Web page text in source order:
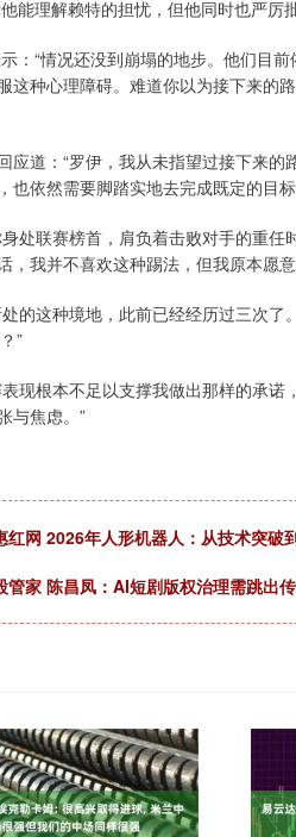
能理解赖特的担忧，但他同时也严厉
示：“情况还没到崩塌的地步。他们目
这种心理障碍。难道你以为接下来的
应道：“罗伊，我从未指望过接下来
也依然需要脚踏实地去完成既定的目
处联赛榜首，肩负着击败对手的重
，我并不喜欢这种踢法，但我原本愿
的这种境地，此前已经经历过三次了
”
现根本不足以支撑我做出那样的承
与焦虑。”
红网 2026年人形机器人：从技术突破
管家 陈昌凤：AI短剧版权治理需跳出